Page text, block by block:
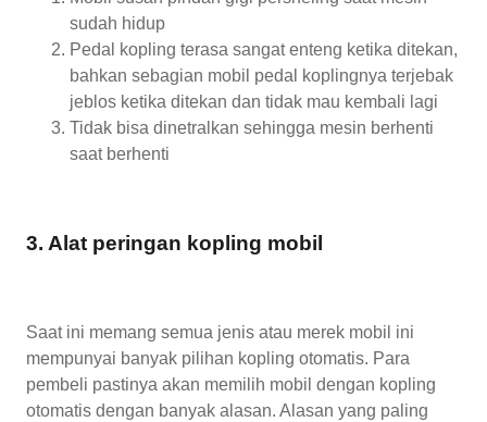
sudah hidup
Pedal kopling terasa sangat enteng ketika ditekan,
bahkan sebagian mobil pedal koplingnya terjebak
jeblos ketika ditekan dan tidak mau kembali lagi
Tidak bisa dinetralkan sehingga mesin berhenti
saat berhenti
3. Alat peringan kopling mobil
Saat ini memang semua jenis atau merek mobil ini
mempunyai banyak pilihan kopling otomatis. Para
pembeli pastinya akan memilih mobil dengan kopling
otomatis dengan banyak alasan. Alasan yang paling